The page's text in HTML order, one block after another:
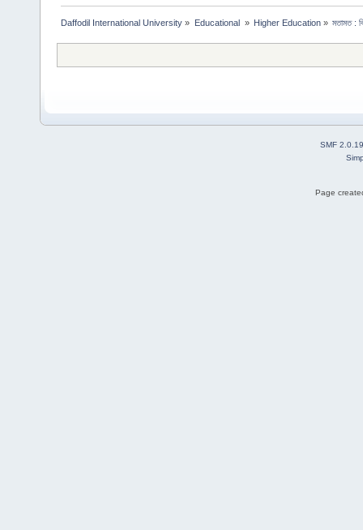
Daffodil International University » Educational » Higher Education» মতামত :
SMF 2.0.19
Page